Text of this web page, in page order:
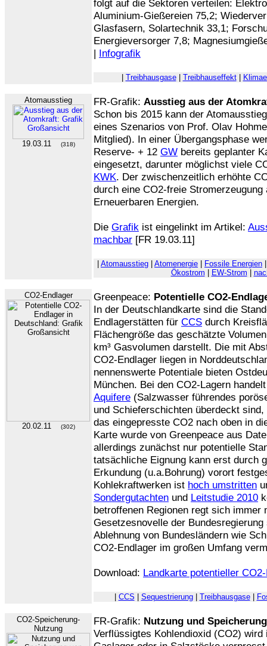
folgt auf die Sektoren verteilen:
Aluminium-Gießereien 75,2;
Glasfasern, Solartechnik 33,1;
Energieversorger 7,8;
| Infografik
Treibhausgase| Treibhauseffekt|
Atomausstieg
19.03.11 (318)
FR-Grafik: Ausstieg aus der
Schon bis 2015 kann der
eines Szenarios von Prof. Olav
Mitglied). In einer Übergangsphase
Reserve- + 12 GW bereits geplanter
eingesetzt, darunter möglichst viele
KWK. Der zwischenzeitlich erhöhte
durch eine CO2-freie
Erneuerbaren Energien.
Die Grafik ist eingelinkt im Artikel:
machbar [FR 19.03.11]
Atomausstieg Atomenergie Fossile Energien
Ökostrom
EW-Strom
CO2-Endlager
20.02.11 (302)
Greenpeace: Potentielle CO2-
In der Deutschlandkarte sind die
Endlagerstätten für CCS durch
Flächengröße das geschätzte
km³ Gasvolumen darstellt. Die mit
CO2-Endlager liegen in
nennenswerte Potentiale bieten
München. Bei den CO2-Lagern
Aquifere (Salzwasser führendes
und Schieferschichten überdeckt
das eingepresste CO2 nach oben in
Karte wurde von Greenpeace aus
allerdings zunächst nur potentielle
tatsächliche Eignung kann erst durch
Erkundung (u.a.Bohrung) vorort
Kohlekraftwerken ist hoch umstritten
Sondergutachten und Leitstudie 2010
betroffenen Regionen regt sich immer
Gesetzesnovelle der
Ablehnung von Bundesländern wie
CO2-Endlager im großen Umfang
Download: Landkarte potentieller
CCS Sequestrierung| Treibhausgase|
CO2-Speicherung-
Nutzung
FR-Grafik: Nutzung und
Verflüssigtes Kohlendioxid (CO2) wird